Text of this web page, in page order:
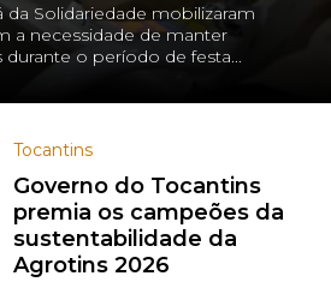
da Solidariedade mobilizaram
a necessidade de manter
o período de festa...
Tocantins
Governo do Tocantins
premia os campeões da
sustentabilidade da
Agrotins 2026